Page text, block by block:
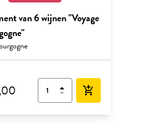
van 6 wijnen "Voyage
add_shopping_cart